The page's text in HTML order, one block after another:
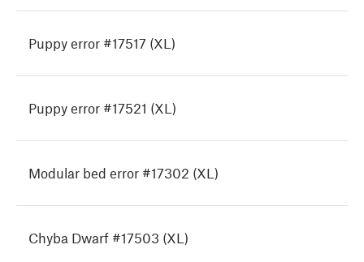
Puppy error #17517 (XL)
Puppy error #17521 (XL)
Modular bed error #17302 (XL)
Chyba Dwarf #17503 (XL)